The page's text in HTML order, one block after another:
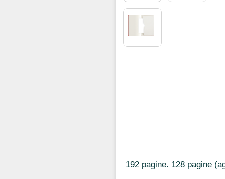
192 pagine. 128 pagine